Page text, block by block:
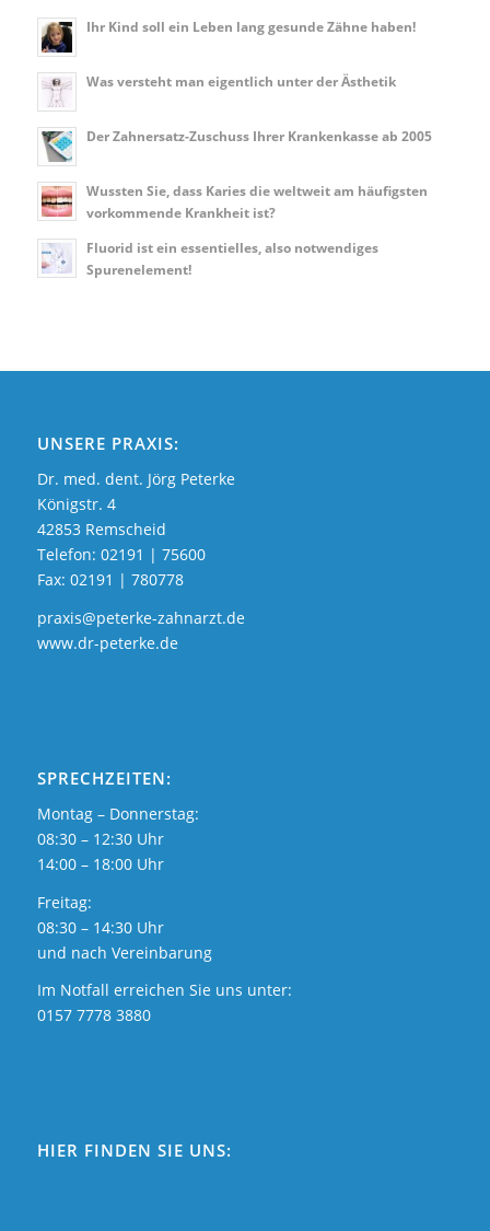
Ihr Kind soll ein Leben lang gesunde Zähne haben!
Was versteht man eigentlich unter der Ästhetik
Der Zahnersatz-Zuschuss Ihrer Krankenkasse ab 2005
Wussten Sie, dass Karies die weltweit am häufigsten
vorkommende Krankheit ist?
Fluorid ist ein essentielles, also notwendiges
Spurenelement!
UNSERE PRAXIS:
Dr. med. dent. Jörg Peterke
Königstr. 4
42853 Remscheid
Telefon: 02191 | 75600
Fax: 02191 | 780778
praxis@peterke-zahnarzt.de
www.dr-peterke.de
SPRECHZEITEN:
Montag – Donnerstag:
08:30 – 12:30 Uhr
14:00 – 18:00 Uhr
Freitag:
08:30 – 14:30 Uhr
und nach Vereinbarung
Im Notfall erreichen Sie uns unter:
0157 7778 3880
HIER FINDEN SIE UNS: